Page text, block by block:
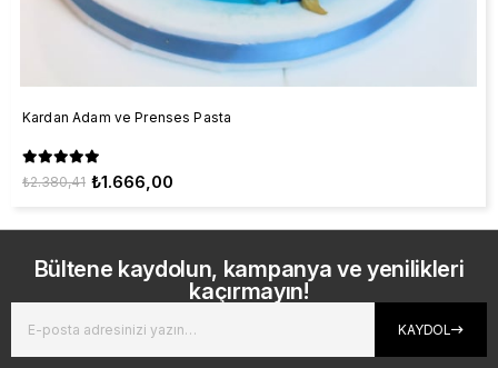
Kardan Adam ve Prenses Pasta
₺1.666,00
₺2.380,41
Bültene kaydolun, kampanya ve yenilikleri
kaçırmayın!
KAYDOL